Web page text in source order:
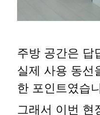
주방 공간은 답
실제 사용 동선
한 포인트였습
그래서 이번